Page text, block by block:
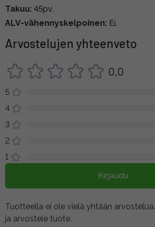
Takuu: 45pv.
ALV-vähennyskelpoinen: Ei.
Arvostelujen yhteenveto
0,0
5
4
3
2
1
Kirjaudu
Tuotteella ei ole vielä yhtään arvostelua.
ja arvostele tuote.